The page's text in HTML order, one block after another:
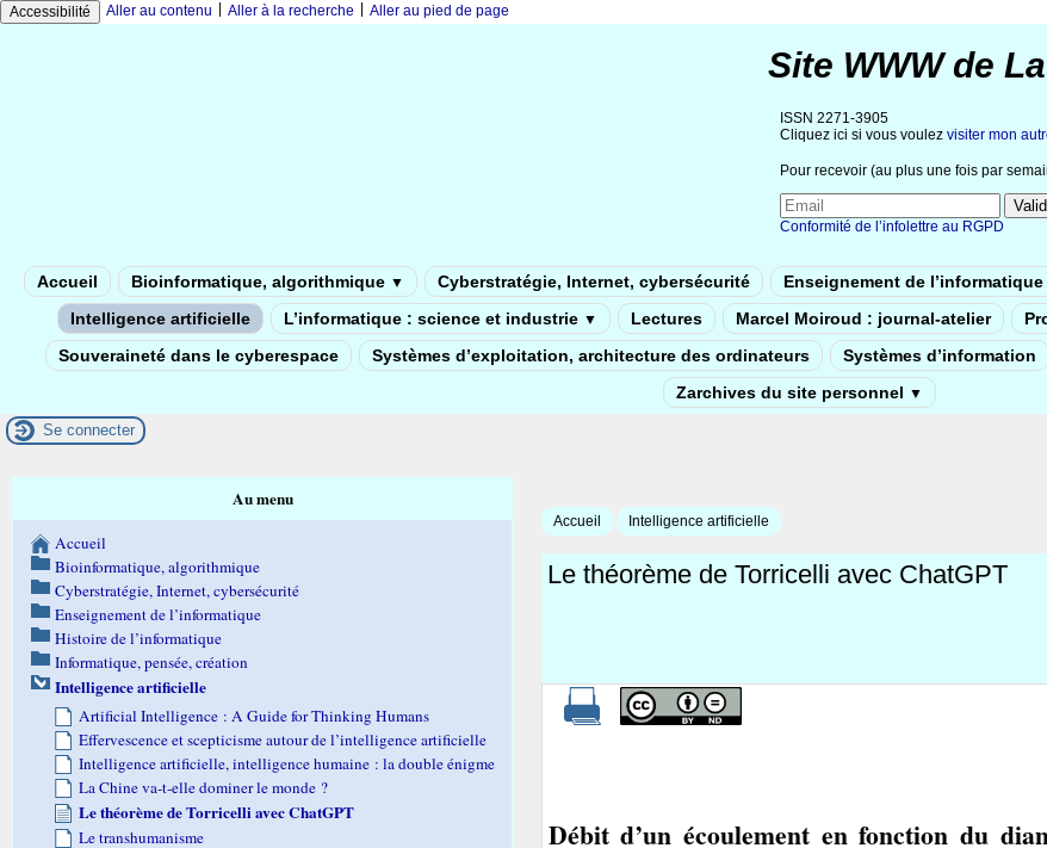
Accessibilité Aller au contenu Aller à la recherche Aller au pied de page
Site WWW de
ISSN 2271-3905
Cliquez ici si vous voulez visiter mon
Pour recevoir (au plus une fois par
Conformité de l’infolettre au RGPD
Accueil Bioinformatique, algorithmique ▼ Cyberstratégie, Internet, cybersécurité Enseignement de l’informatique
Intelligence artificielle
L’informatique : science et industrie ▼ Lectures Marcel Moiroud : journal-atelier
Souveraineté dans le cyberespace
Systèmes d’exploitation, architecture des ordinateurs Systèmes d’information
Zarchives du site personnel ▼
Se connecter
Accueil Intelligence artificielle
Le théorème de Torricelli avec ChatGPT
Débit d’un écoulement en fonction du
Au menu
Accueil
Bioinformatique, algorithmique
Cyberstratégie, Internet, cybersécurité
Enseignement de l’informatique
Histoire de l’informatique
Informatique, pensée, création
Intelligence artificielle
Artificial Intelligence : A Guide for Thinking Humans
Effervescence et scepticisme autour de l’intelligence artificielle
Intelligence artificielle, intelligence humaine : la double énigme
La Chine va-t-elle dominer le monde ?
Le théorème de Torricelli avec ChatGPT
Le transhumanisme